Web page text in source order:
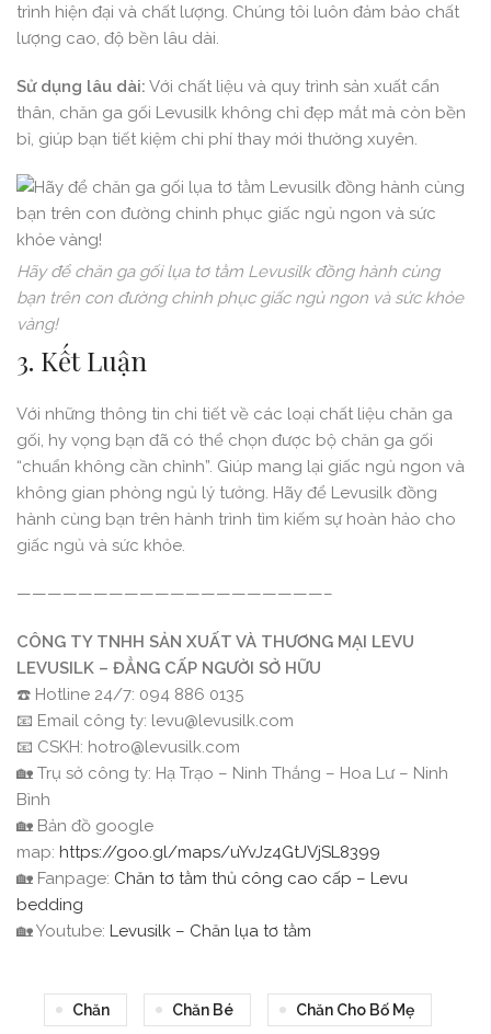
trình hiện đại và chất lượng. Chúng tôi luôn đảm bảo chất
lượng cao, độ bền lâu dài.
Sử dụng lâu dài: Với chất liệu và quy trình sản xuất cẩn
thân, chăn ga gối Levusilk không chỉ đẹp mắt mà còn bền
bỉ, giúp bạn tiết kiệm chi phí thay mới thường xuyên.
Hãy để chăn ga gối lụa tơ tằm Levusilk đồng hành cùng
bạn trên con đường chinh phục giấc ngủ ngon và sức khỏe
vàng!
3. Kết Luận
Với những thông tin chi tiết về các loại chất liệu chăn ga
gối, hy vọng bạn đã có thể chọn được bộ chăn ga gối
“chuẩn không cần chỉnh”. Giúp mang lại giấc ngủ ngon và
không gian phòng ngủ lý tưởng. Hãy để Levusilk đồng
hành cùng bạn trên hành trình tìm kiếm sự hoàn hảo cho
giấc ngủ và sức khỏe.
————————————————————–
CÔNG TY TNHH SẢN XUẤT VÀ THƯƠNG MẠI LEVU
LEVUSILK – ĐẲNG CẤP NGƯỜI SỞ HỮU
☎️ Hotline 24/7: 094 886 0135
📧 Email công ty: levu@levusilk.com
📧 CSKH: hotro@levusilk.com
🏡 Trụ sở công ty: Hạ Trạo – Ninh Thắng – Hoa Lư – Ninh
Bình
🏡 Bản đồ google
map: https://goo.gl/maps/uYvJz4GtJVjSL8399
🏡 Fanpage: Chăn tơ tằm thủ công cao cấp – Levu
bedding
🏡 Youtube: Levusilk – Chăn lụa tơ tằm
Chăn Chăn Bé Chăn Cho Bố Mẹ